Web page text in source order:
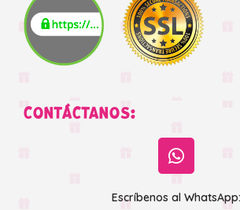
CONTÁCTANOS:
Escríbenos al WhatsApp: